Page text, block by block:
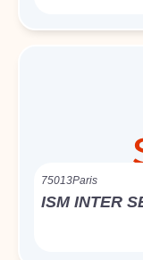
75013Paris
ISM INTER